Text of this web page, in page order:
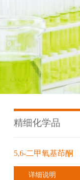
精细化学品
5,6-二甲氧基茚酮
详细说明